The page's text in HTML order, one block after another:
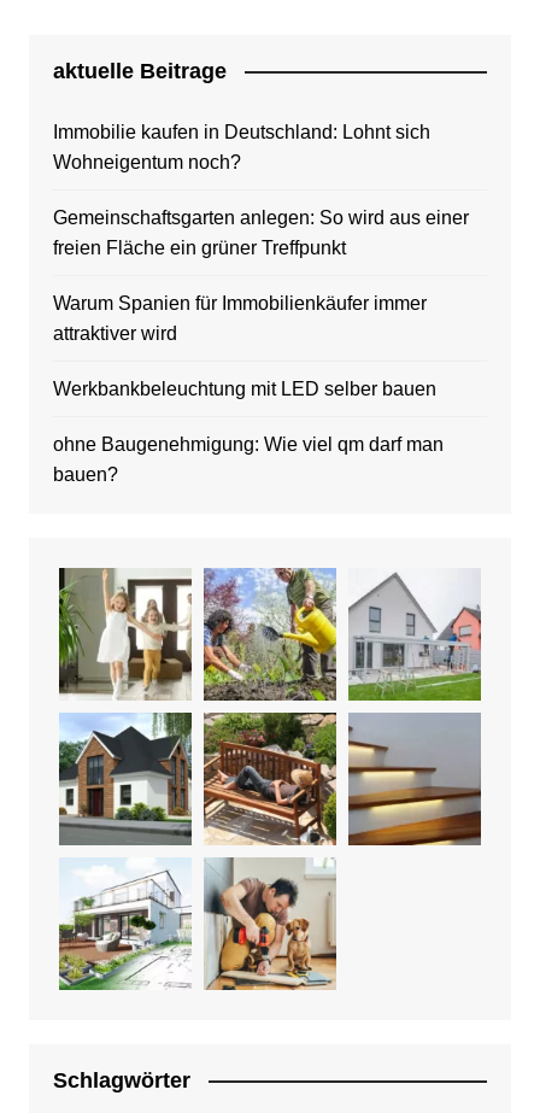
aktuelle Beitrage
Immobilie kaufen in Deutschland: Lohnt sich
Wohneigentum noch?
Gemeinschaftsgarten anlegen: So wird aus einer
freien Fläche ein grüner Treffpunkt
Warum Spanien für Immobilienkäufer immer
attraktiver wird
Werkbankbeleuchtung mit LED selber bauen
ohne Baugenehmigung: Wie viel qm darf man
bauen?
Schlagwörter